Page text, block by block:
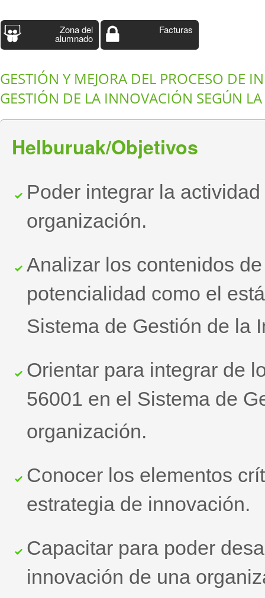
Zona del
alumnado
Facturas
GESTIÓN Y MEJORA DEL PROCESO DE
GESTIÓN DE LA INNOVACIÓN SEGÚN
Helburuak/Objetivos
Poder integrar la
organización.
Analizar los contenidos
potencialidad como el
Sistema de Gestión de la
Orientar para integrar de
56001 en el Sistema de
organización.
Conocer los elementos
estrategia de innovación.
Capacitar para poder
innovación de una